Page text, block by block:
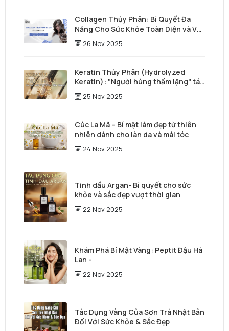
Collagen Thủy Phân: Bí Quyết Đa
Năng Cho Sức Khỏe Toàn Diện và Vẻ
Đẹp Vượt Thời Gian
26 Nov 2025
Keratin Thủy Phân (Hydrolyzed
Keratin): "Người hùng thầm lặng" tái
tạo mái tóc từ sâu bên trong
25 Nov 2025
Cúc La Mã – Bí mật làm đẹp từ thiên
nhiên dành cho làn da và mái tóc
24 Nov 2025
Tinh dầu Argan- Bí quyết cho sức
khỏe và sắc đẹp vượt thời gian
22 Nov 2025
Khám Phá Bí Mật Vàng: Peptit Đậu Hà
Lan -
22 Nov 2025
Tác Dụng Vàng Của Sơn Trà Nhật Bản
Đối Với Sức Khỏe & Sắc Đẹp